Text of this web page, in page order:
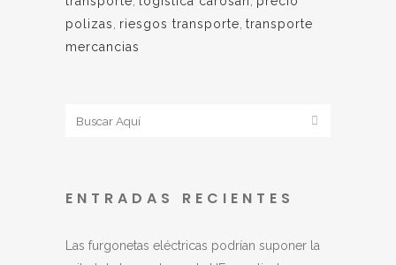
polizas
riesgos transporte transporte
mercancias
ENTRADAS RECIENTES
Las furgonetas eléctricas podrían suponer la